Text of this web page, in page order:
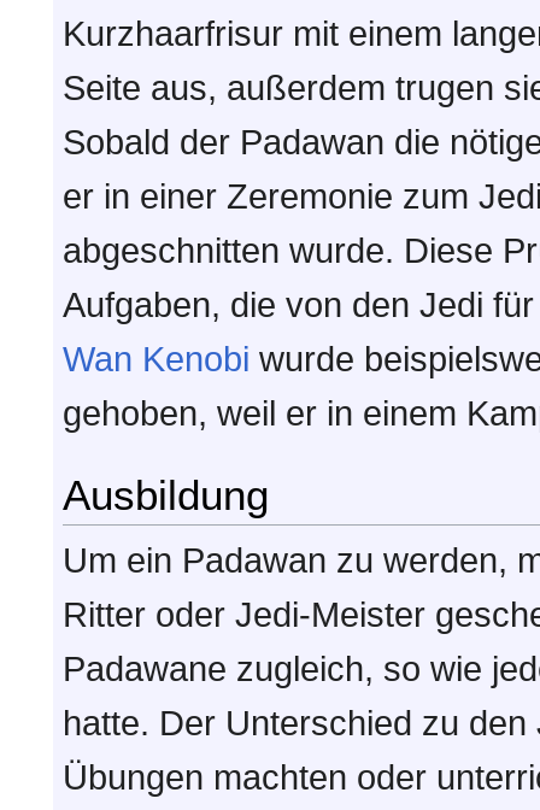
Kurzhaarfrisur mit einem
Seite aus, außerdem trugen
Sobald der Padawan die
er in einer Zeremonie zum
abgeschnitten wurde. Diese
Aufgaben, die von den Jedi
Wan Kenobi wurde
gehoben, weil er in einem
Ausbildung
Um ein Padawan zu werden,
Ritter oder Jedi-Meister
Padawane zugleich, so wie
hatte. Der Unterschied zu
Übungen machten oder